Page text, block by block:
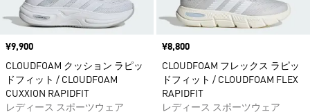
価格
¥9,900
CLOUDFOAM クッション ラピッ
ドフィット / CLOUDFOAM
CUXXION RAPIDFIT
レディース スポーツウェア
価格
¥8,800
CLOUDFOAM フレックス ラピッ
ドフィット / CLOUDFOAM FLEX
RAPIDFIT
レディース スポーツウェア